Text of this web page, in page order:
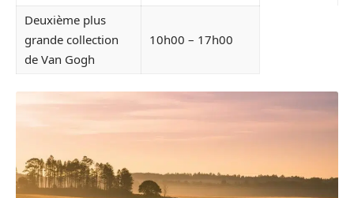
Deuxième plus
grande collection
de Van Gogh
10h00 – 17h00